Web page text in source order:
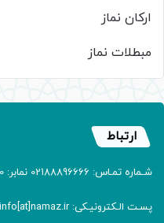
ارکان نماز
مبطلات نماز
ارتباط
شـماره تمـاس: 02188896666 نمابر: 02188905150
پسـت الـکترونیـکی: info[at]namaz.ir